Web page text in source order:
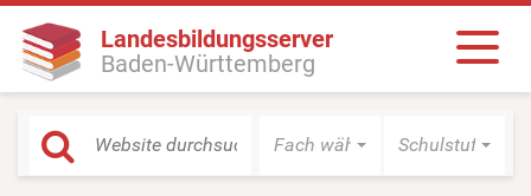
Landesbildungsserver
Baden-Württemberg
Fach wählen Schulstufe